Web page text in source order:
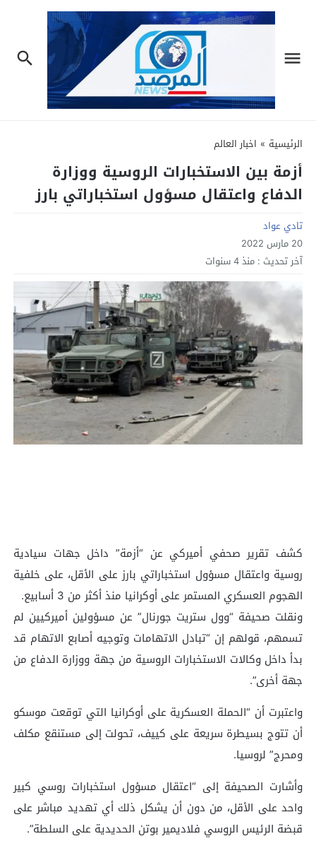
الرئيسية » اخبار العالم
أزمة بين الاستخبارات الروسية ووزارة
الدفاع واعتقال مسؤول استخباراتي بارز
تادي عواد
20 مارس 2022
آخر تحديث : منذ 4 سنوات
كشف تقرير صحفي أميركي عن “أزمة” داخل جهات سيادية
روسية واعتقال مسؤول استخباراتي بارز على الأقل، على خلفية
الهجوم العسكري المستمر على أوكرانيا منذ أكثر من 3 أسابيع.
ونقلت صحيفة “وول ستريت جورنال” عن مسؤولين أميركيين لم
تسمهم، قولهم إن “تبادل الاتهامات وتوجيه أصابع الاتهام قد
بدأ داخل وكالات الاستخبارات الروسية من جهة ووزارة الدفاع من
جهة أخرى”.
واعتبرت أن “الحملة العسكرية على أوكرانيا التي توقعت موسكو
أن تتوج بسيطرة سريعة على كييف، تحولت إلى مستنقع مكلف
ومحرج” لروسيا.
وأشارت الصحيفة إلى “اعتقال مسؤول استخبارات روسي كبير
واحد على الأقل، من دون أن يشكل ذلك أي تهديد مباشر على
قبضة الرئيس الروسي فلاديمير بوتن الحديدية على السلطة”.